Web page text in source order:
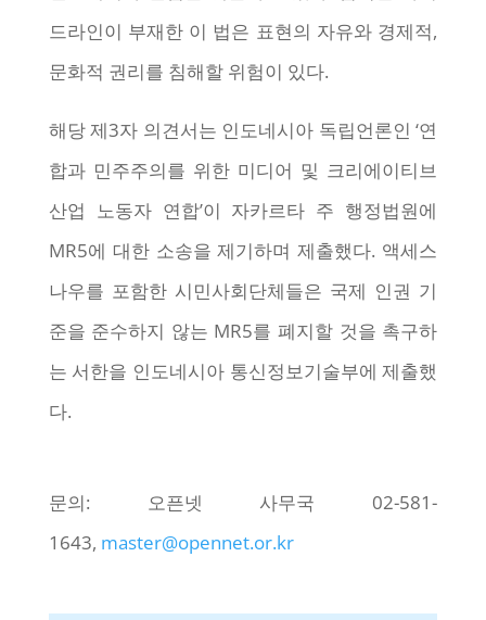
드라인이 부재한 이 법은 표현의 자유와 경제적,
문화적 권리를 침해할 위험이 있다.
해당 제3자 의견서는 인도네시아 독립언론인 ‘연
합과 민주주의를 위한 미디어 및 크리에이티브
산업 노동자 연합’이 자카르타 주 행정법원에
MR5에 대한 소송을 제기하며 제출했다. 액세스
나우를 포함한 시민사회단체들은 국제 인권 기
준을 준수하지 않는 MR5를 폐지할 것을 촉구하
는 서한을 인도네시아 통신정보기술부에 제출했
다.
문의: 오픈넷 사무국 02-581-
1643, master@opennet.or.kr